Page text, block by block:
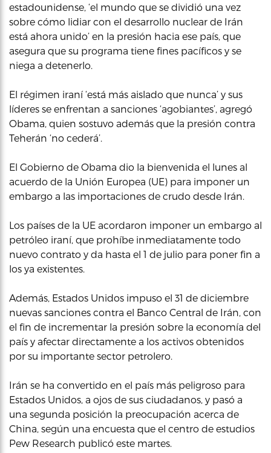
estadounidense, ‘el mundo que se dividió una vez
sobre cómo lidiar con el desarrollo nuclear de Irán
está ahora unido’ en la presión hacia ese país, que
asegura que su programa tiene fines pacíficos y se
niega a detenerlo.
El régimen iraní ‘está más aislado que nunca’ y sus
líderes se enfrentan a sanciones ‘agobiantes’, agregó
Obama, quien sostuvo además que la presión contra
Teherán ‘no cederá’.
El Gobierno de Obama dio la bienvenida el lunes al
acuerdo de la Unión Europea (UE) para imponer un
embargo a las importaciones de crudo desde Irán.
Los países de la UE acordaron imponer un embargo al
petróleo iraní, que prohíbe inmediatamente todo
nuevo contrato y da hasta el 1 de julio para poner fin a
los ya existentes.
Además, Estados Unidos impuso el 31 de diciembre
nuevas sanciones contra el Banco Central de Irán, con
el fin de incrementar la presión sobre la economía del
país y afectar directamente a los activos obtenidos
por su importante sector petrolero.
Irán se ha convertido en el país más peligroso para
Estados Unidos, a ojos de sus ciudadanos, y pasó a
una segunda posición la preocupación acerca de
China, según una encuesta que el centro de estudios
Pew Research publicó este martes.